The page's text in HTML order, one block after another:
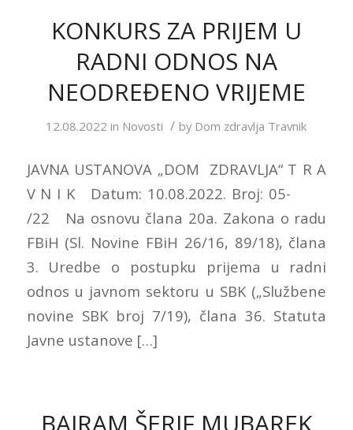
KONKURS ZA PRIJEM U
RADNI ODNOS NA
NEODREĐENO VRIJEME
12.08.2022 in Novosti / by Dom zdravlja Travnik
JAVNA USTANOVA „DOM ZDRAVLJA“ T R A
V N I K Datum: 10.08.2022. Broj: 05-
/22 Na osnovu člana 20a. Zakona o radu
FBiH (Sl. Novine FBiH 26/16, 89/18), člana
3. Uredbe o postupku prijema u radni
odnos u javnom sektoru u SBK („Službene
novine SBK broj 7/19), člana 36. Statuta
Javne ustanove […]
BAJRAM ŠERIF MUBAREK